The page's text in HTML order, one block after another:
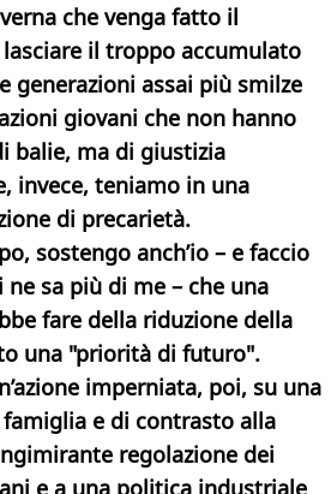
che venga fatto il
il troppo accumulato
generazioni assai più smilze
giovani che non hanno
balie, ma di giustizia
invece, teniamo in una
di precarietà.
sostengo anch’io – e faccio
sa più di me – che una
fare della riduzione della
una "priorità di futuro".
imperniata, poi, su una
e di contrasto alla
regolazione dei
e a una politica industriale